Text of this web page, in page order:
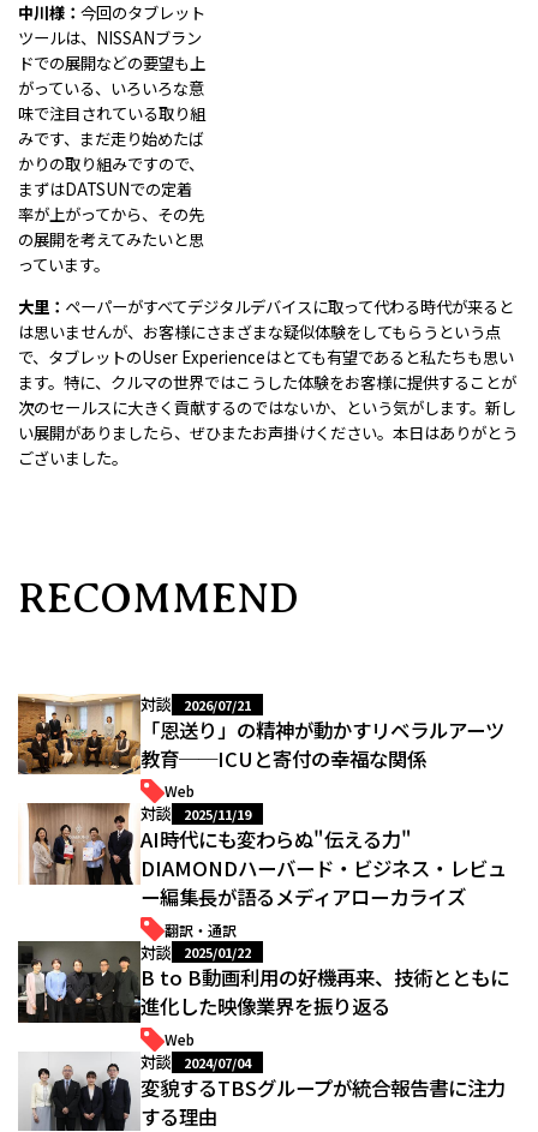
中川様： 今回のタブレット
ツールは、NISSANブラン
ドでの展開などの要望も上
がっている、いろいろな意
味で注目されている取り組
みです、まだ走り始めたば
かりの取り組みですので、
まずはDATSUNでの定着
率が上がってから、その先
の展開を考えてみたいと思
っています。
大里： ペーパーがすべてデジタルデバイスに取って代わる時代が来ると
は思いませんが、お客様にさまざまな疑似体験をしてもらうという点
で、タブレットのUser Experienceはとても有望であると私たちも思い
ます。特に、クルマの世界ではこうした体験をお客様に提供することが
次のセールスに大きく貢献するのではないか、という気がします。新し
い展開がありましたら、ぜひまたお声掛けください。本日はありがとう
ございました。
RECOMMEND
対談 2026/07/21
「恩送り」の精神が動かすリベラルアーツ
教育──ICUと寄付の幸福な関係
Web
対談 2025/11/19
AI時代にも変わらぬ"伝える力"
――DIAMONDハーバード・ビジネス・レビュ
ー編集長が語るメディアローカライズ
翻訳・通訳
対談 2025/01/22
B to B動画利用の好機再来、技術とともに
進化した映像業界を振り返る
Web
対談 2024/07/04
変貌するTBSグループが統合報告書に注力
する理由